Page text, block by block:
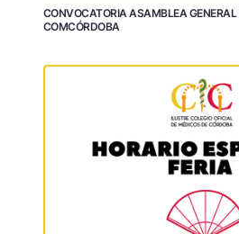
CONVOCATORIA ASAMBLEA GENERAL
COMCÓRDOBA